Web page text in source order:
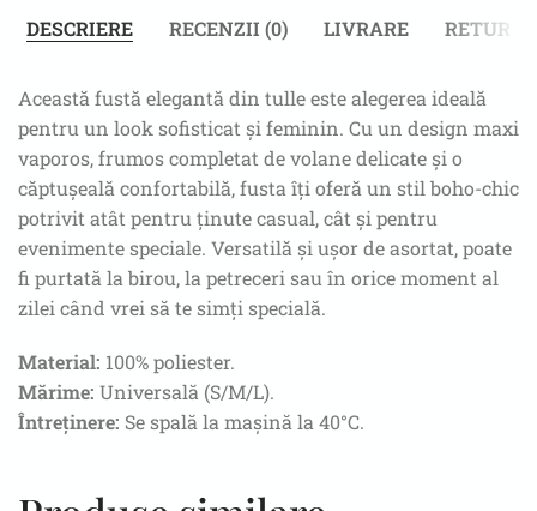
DESCRIERE RECENZII (0) LIVRARE RETUR
Această fustă elegantă din tulle este alegerea ideală
pentru un look sofisticat și feminin. Cu un design maxi
vaporos, frumos completat de volane delicate și o
căptușeală confortabilă, fusta îți oferă un stil boho-chic
potrivit atât pentru ținute casual, cât și pentru
evenimente speciale. Versatilă și ușor de asortat, poate
fi purtată la birou, la petreceri sau în orice moment al
zilei când vrei să te simți specială.
Material: 100% poliester.
Mărime: Universală (S/M/L).
Întreținere: Se spală la mașină la 40°C.